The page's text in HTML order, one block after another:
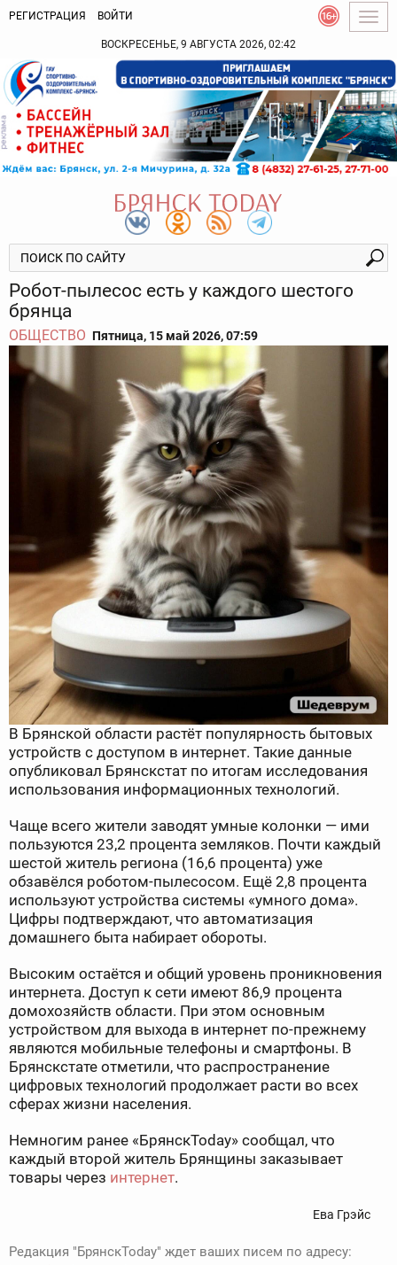
РЕГИСТРАЦИЯ ВОЙТИ
ВОСКРЕСЕНЬЕ, 9 АВГУСТА 2026, 02:42
Робот-пылесос есть у каждого шестого
брянца
ОБЩЕСТВО Пятница, 15 май 2026, 07:59
В Брянской области растёт популярность бытовых
устройств с доступом в интернет. Такие данные
опубликовал Брянскстат по итогам исследования
использования информационных технологий.
Чаще всего жители заводят умные колонки — ими
пользуются 23,2 процента земляков. Почти каждый
шестой житель региона (16,6 процента) уже
обзавёлся роботом-пылесосом. Ещё 2,8 процента
используют устройства системы «умного дома».
Цифры подтверждают, что автоматизация
домашнего быта набирает обороты.
Высоким остаётся и общий уровень проникновения
интернета. Доступ к сети имеют 86,9 процента
домохозяйств области. При этом основным
устройством для выхода в интернет по-прежнему
являются мобильные телефоны и смартфоны. В
Брянскстате отметили, что распространение
цифровых технологий продолжает расти во всех
сферах жизни населения.
Немногим ранее «БрянскToday» сообщал, что
каждый второй житель Брянщины заказывает
товары через интернет.
Ева Грэйс
Редакция "БрянскToday" ждет ваших писем по адресу: